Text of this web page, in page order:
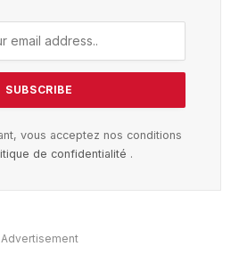
vous acceptez nos conditions
de confidentialité .
Advertisement